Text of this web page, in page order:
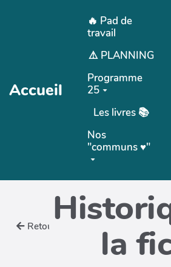
Aller au contenu principal
Accueil
🔥 Pad de
travail
⚠️ PLANNING
Programme
25
Les livres 📚
Nos
"communs ♥️"
Retour la